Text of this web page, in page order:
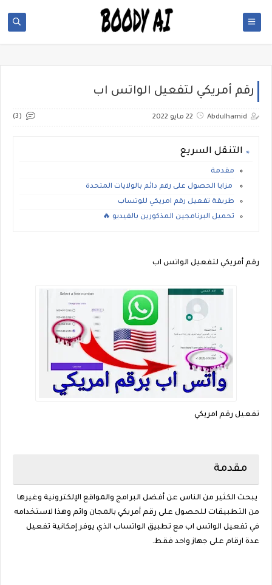
رقم أمريكي لتفعيل الواتس اب
Abdulhamid 22 مايو 2022 (3)
التنقل السريع
مقدمة
مزايا الحصول على رقم دائم بالولايات المتحدة
طريقة تفعيل رقم امريكي للوتساب
تحميل البرنامجين المذكورين بالفيديو 🔥
رقم أمريكي لتفعيل الواتس اب
تفعيل رقم امريكي
مقدمة
يبحث الكثير من الناس عن أفضل البرامج والمواقع الإلكترونية وغيرها
من التطبيقات للحصول على رقم أمريكي بالمجان وائم وهذا لاستخدامه
في تفعيل الواتس اب مع تطبيق الواتساب الذي يوفر إمكانية تفعيل
عدة ارقام على جهاز واحد فقط.